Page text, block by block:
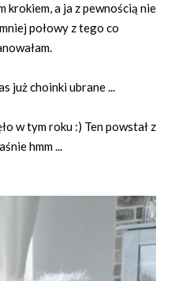
krokiem, a ja z pewnością nie
połowy z tego co
już choinki ubrane ...
w tym roku :) Ten powstał z
hmm ...